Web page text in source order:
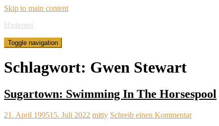
Skip to main content
Hinternet
Toggle navigation
Schlagwort: Gwen Stewart
Sugartown: Swimming In The Horsespool
21. April 199515. Juli 2022 mitty Schreib einen Kommentar